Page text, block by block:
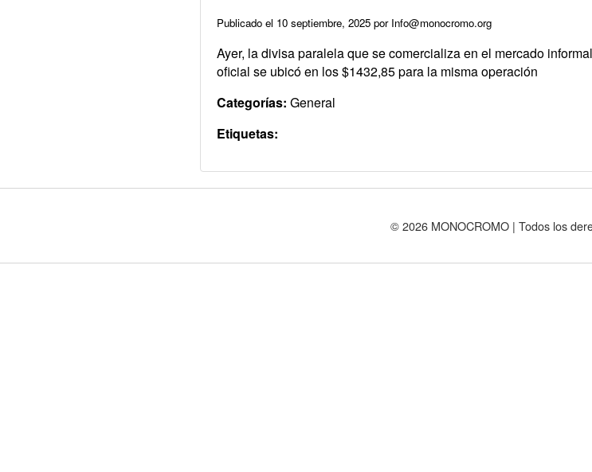
Publicado el 10 septiembre, 2025 por Info@monocromo.org
Ayer, la divisa paralela que se comercializa en el mercado
oficial se ubicó en los $1432,85 para la misma operación
Categorías: General
Etiquetas:
© 2026 MONOCROMO | Todos los